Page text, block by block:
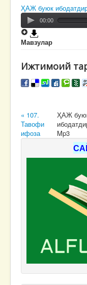
ҲАЖ буюк
00:00
Мавзулар
Ижтимоий
« 107.
Тавофи
ифоза
ҲАЖ
Mp3